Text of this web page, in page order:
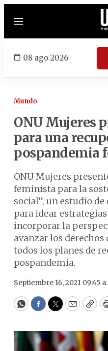
Menú
08 ago 2026
Mundo
ONU Mujeres
para una
pospandemia
ONU Mujeres
feminista para la
social”, un estudio
para idear
incorporar la
avanzar los derechos
todos los planes de
pospandemia.
Septiembre 16, 2021 09:45
WhatsApp
Facebook
Twitter
Email